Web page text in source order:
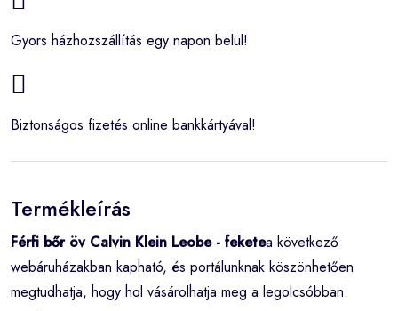
Gyors házhozszállítás egy napon belül!
Biztonságos fizetés online bankkártyával!
Termékleírás
Férfi bőr öv Calvin Klein Leobe - feketea következő
webáruházakban kapható, és portálunknak köszönhetően
megtudhatja, hogy hol vásárolhatja meg a legolcsóbban.